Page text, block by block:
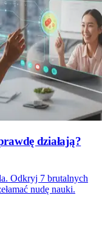
działają?
Odkryj 7 brutalnych
nudę nauki.